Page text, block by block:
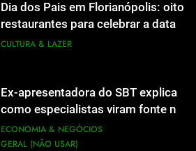
Dia dos Pais em Florianópolis: oito
restaurantes para celebrar a data
em família
CULTURA & LAZER
Ex-apresentadora do SBT explica
como especialistas viram fonte na
mídia
ECONOMIA & NEGÓCIOS
GERAL (NÃO USAR)